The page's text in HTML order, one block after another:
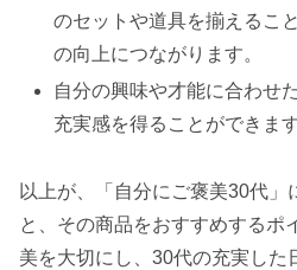
のセットや道具を揃えるこ
の向上につながります。
自分の興味や才能に合わせ
充実感を得ることができます
以上が、「自分にご褒美30代」
と、その商品をおすすめするポ
美を大切にし、30代の充実した